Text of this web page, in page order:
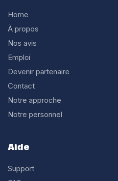
Home
À propos
Nos avis
Emploi
Devenir partenaire
Contact
Notre approche
Notre personnel
Aide
Support